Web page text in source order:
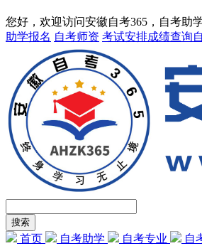
您好，欢迎访问安徽自考365，自考助
助学报名 自考师资 考试安排成绩查询
首页 自考助学 自考专业 自